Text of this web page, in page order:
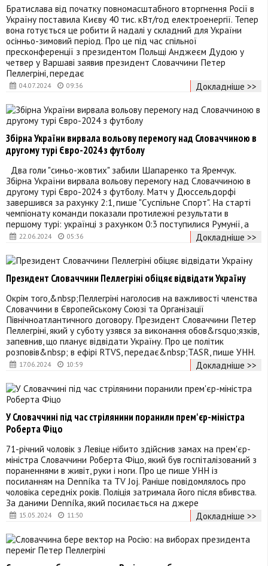
04.07.2024 09:36
Братислава від початку повномасштабного вторгнення Росії в
Україну поставила Києву 40 тис. кВт/год електроенергії. Тепер
вона готується це робити й надалі у складний для України
осінньо-зимовий період. Про це під час спільної
пресконференції з президентом Польщі Анджеєм Дудою у
четвер у Варшаві заявив президент Словаччини Петер
Пеллегріні, передає
Докладніше >>
22.06.2024 05:36
Збірна України вирвала вольову перемогу над Словаччиною в
другому турі Євро-2024 з футболу
Два голи "синьо-жовтих" забили Шапаренко та Яремчук.
Збірна України вирвала вольову перемогу над Словаччиною в
другому турі Євро-2024 з футболу. Матч у Дюссельдорфі
завершився за рахунку 2:1, пише "Суспільне Спорт". На старті
чемпіонату команди показали протилежні результати в
першому турі: українці з рахунком 0:3 поступилися Румунії, а
Докладніше >>
17.06.2024 10:59
Президент Словаччини Пеллегріні обіцяє відвідати Україну
Окрім того,&nbsp;Пеллегріні наголосив на важливості членства
Словаччини в Європейському Союзі та Організації
Північноатлантичного договору. Президент Словаччини Петер
Пеллегріні, який у суботу узявся за виконання обов&rsquo;язків,
запевнив, що планує відвідати Україну. Про це політик
розповів&nbsp; в ефірі RTVS, передає&nbsp;TASR, пише УНН.
Докладніше >>
15.05.2024 11:50
У Словаччині під час стрілянини поранили прем'єр-міністра
Роберта Фіцо
71-річний чоловік з Левіце нібито здійснив замах на прем'єр-
міністра Словаччини Роберта Фіцо, який був госпіталізований з
пораненнями в живіт, руки і ноги. Про це пише УНН із
посиланням на Denníka та TV Joj. Раніше повідомлялось про
чоловіка середніх років. Поліція затримала його після вбивства.
За даними Denníka, який посилається на джере
Докладніше >>